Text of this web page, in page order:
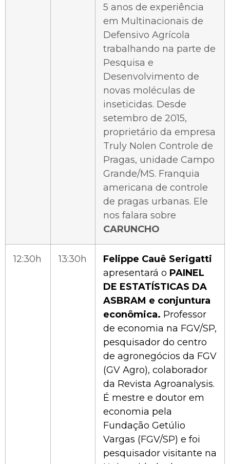
5 anos de experiência
em Multinacionais de
Defensivo Agrícola
trabalhando na parte de
Pesquisa e
Desenvolvimento de
novas moléculas de
inseticidas. Desde
setembro de 2015,
proprietário da empresa
Truly Nolen Controle de
Pragas, unidade Campo
Grande/MS. Franquia
americana de controle
de pragas urbanas. Ele
nos falara sobre
CARUNCHO
12:30h 13:30h
Felippe Cauê Serigatti
apresentará o PAINEL
DE ESTATÍSTICAS DA
ASBRAM e conjuntura
econômica. Professor
de economia na FGV/SP,
pesquisador do centro
de agronegócios da FGV
(GV Agro), colaborador
da Revista Agroanalysis.
É mestre e doutor em
economia pela
Fundação Getúlio
Vargas (FGV/SP) e foi
pesquisador visitante na